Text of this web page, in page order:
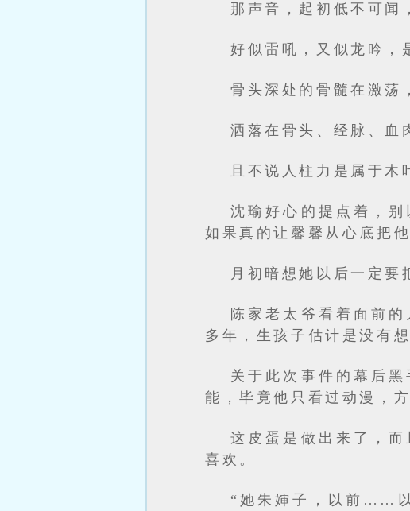
那声音，起初低不可闻
好似雷吼，又似龙吟，
骨头深处的骨髓在激荡
洒落在骨头、经脉、血
且不说人柱力是属于木
沈瑜好心的提点着，
如果真的让馨馨从心底把
月初暗想她以后一定要
陈家老太爷看着面前
多年，生孩子估计是没有想
关于此次事件的幕后
能，毕竟他只看过动漫，
这皮蛋是做出来了，
喜欢。
“她朱婶子，以前……